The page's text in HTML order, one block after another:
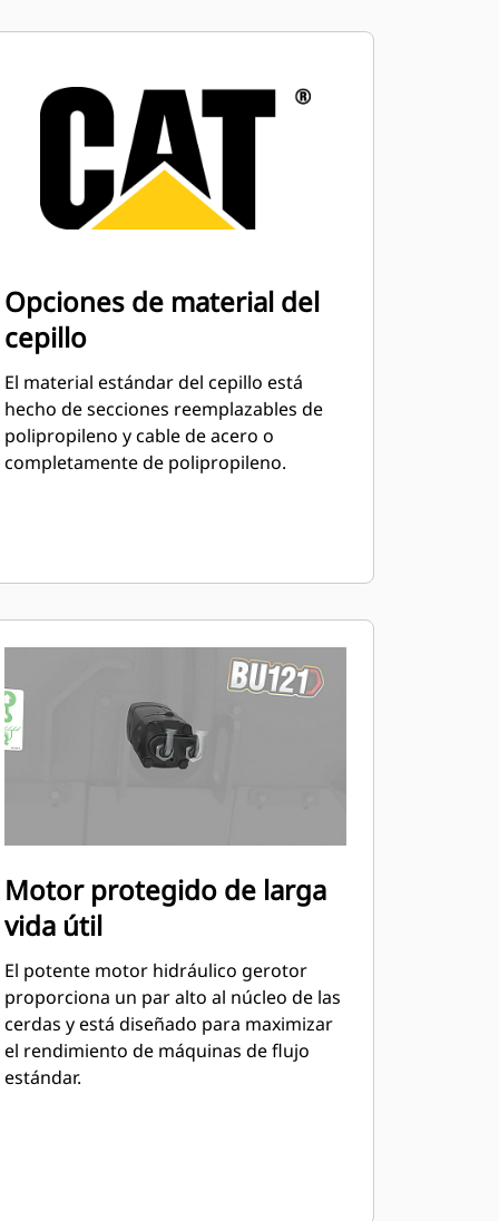
Opciones de material del
cepillo
El material estándar del cepillo está
hecho de secciones reemplazables de
polipropileno y cable de acero o
completamente de polipropileno.
Motor protegido de larga
vida útil
El potente motor hidráulico gerotor
proporciona un par alto al núcleo de las
cerdas y está diseñado para maximizar
el rendimiento de máquinas de flujo
estándar.